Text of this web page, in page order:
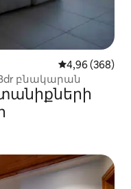
Միջին
4,96 (368)
բնակարան